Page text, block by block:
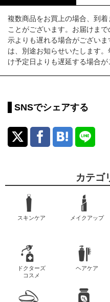
複数商品をお買上の場合、到
ことがございます。お届けま
示よりも遅れる場合がござい
は、別途お知らせいたします
け予定日よりも遅延する場合が
SNSでシェアする
カテゴ
スキンケア メイクアップ
ドクターズ
コスメ
ヘアケア